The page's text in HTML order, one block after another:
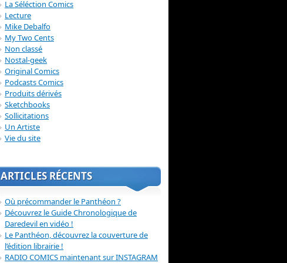
La Séléction Comics
Lecture
Mike Debalfo
My Two Cents
Non classé
Nostal-geek
Original Comics
Podcasts Comics
Produits dérivés
Sketchbooks
Sollicitations
Un Artiste
Vie du site
ARTICLES RÉCENTS
Où précommander le Panthéon ?
Découvrez le Guide Chronologique de
Daredevil en vidéo !
Le Panthéon, découvrez la couverture de
l’édition librairie !
RADIO COMICS maintenant sur INSTAGRAM